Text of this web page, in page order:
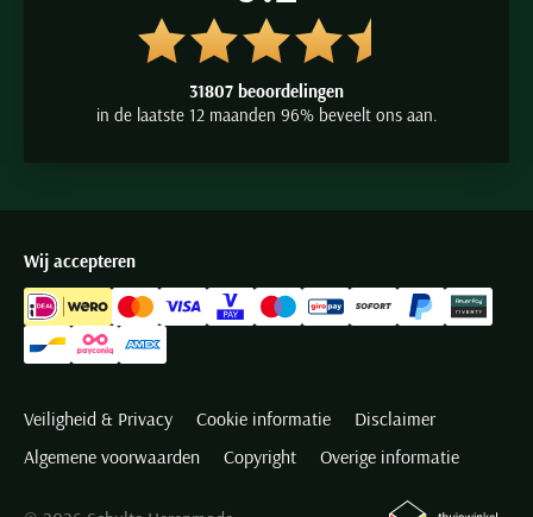
31807 beoordelingen
in de laatste 12 maanden 96% beveelt ons aan.
Wij accepteren
Veiligheid & Privacy Cookie informatie
Disclaimer
Algemene voorwaarden
Copyright Overige informatie